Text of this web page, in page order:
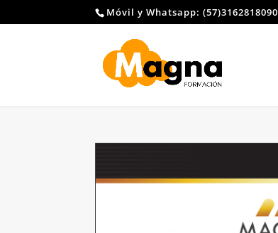
Móvil y Whatsapp: (57)3162818090